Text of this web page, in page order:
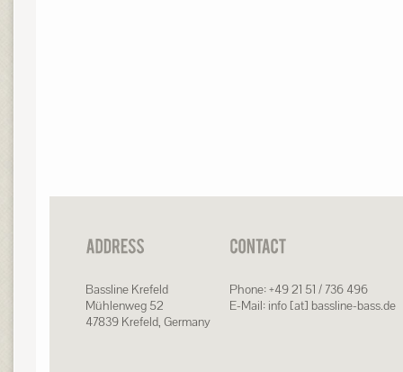
Bassline Krefeld
Mühlenweg 52
47839 Krefeld, Germany
Phone: +49 21 51 / 736 496
E-Mail: info [at] bassline-bass.de